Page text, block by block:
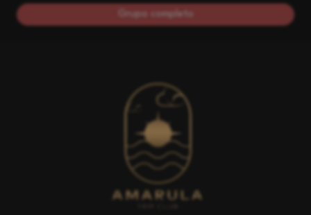
Grupo completo